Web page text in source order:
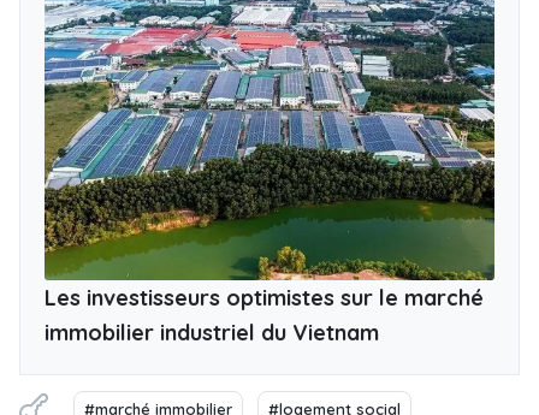
Les investisseurs optimistes sur le marché
immobilier industriel du Vietnam
#marché immobilier #logement social